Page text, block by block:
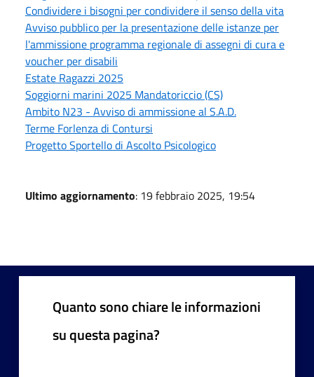
Condividere i bisogni per condividere il senso della vita
Avviso pubblico per la presentazione delle istanze per
l'ammissione programma regionale di assegni di cura e
voucher per disabili
Estate Ragazzi 2025
Soggiorni marini 2025 Mandatoriccio (CS)
Ambito N23 - Avviso di ammissione al S.A.D.
Terme Forlenza di Contursi
Progetto Sportello di Ascolto Psicologico
Ultimo aggiornamento: 19 febbraio 2025, 19:54
Quanto sono chiare le informazioni
su questa pagina?